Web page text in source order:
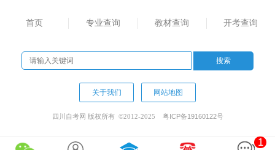
首页 专业查询 教材查询 开考查询
关于我们 网站地图
四川自考网 版权所有 ©2012-2025 粤ICP备19160122号
1